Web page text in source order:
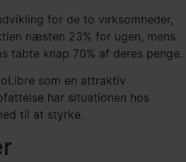
for de to virksomheder,
næsten 23% for ugen, mens
tabte knap 70% af deres penge.
som en attraktiv
har situationen hos
til at styrke.